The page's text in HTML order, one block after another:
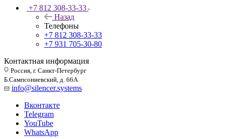
+7 812 308-33-33
Назад
Телефоны
+7 812 308-33-33
+7 931 705-30-80
Контактная информация
Россия, г. Санкт-Петербург
Б.Сампсониевский, д. 66А
info@silencer.systems
Вконтакте
Telegram
YouTube
WhatsApp